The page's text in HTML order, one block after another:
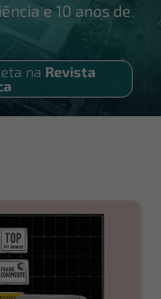
e 10 anos de
na Revista